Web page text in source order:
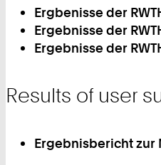
Ergbenisse der
Ergebnisse der
Ergebnisse der
Results of user
Ergebnisbericht zur